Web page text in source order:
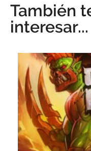
También
interesar...